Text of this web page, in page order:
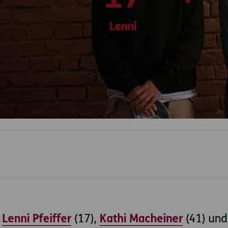
Lenni Pfeiffer (17), Kathi Macheiner (41) und